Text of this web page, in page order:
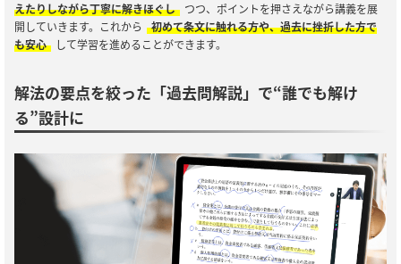
えたりしながら丁寧に解きほぐし
つつ、ポイントを押さえながら講義を展
開していきます。これから
初めて条文に触れる方や、過去に挫折した方で
も安心
して学習を進めることができます。
解法の要点を絞った「過去問解説」で“誰でも解け
る”設計に